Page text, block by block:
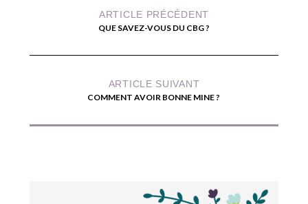
ARTICLE PRÉCÉDENT
QUE SAVEZ-VOUS DU CBG ?
ARTICLE SUIVANT
COMMENT AVOIR BONNE MINE ?